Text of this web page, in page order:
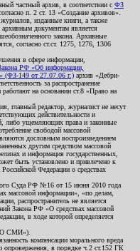
частный архив, в соответствии с ФЗ
согласно п. 2 ст. 13 «Создание архивов».
изданные книги, а также
документам является
закона. Архивные
согласно ст.ст. 1275, 1276, 1306
в сфере информации,
РФ «Об информации,
(ФЗ-149 от 27.07.06 г.) архив «Дебри-
за распространение
на основании ст.8 «Право на
главный редактор, журналист не несут
действительности и
либо ущемляющих права и законные
свободой массовой
дословным воспроизведением
другим средством массовой
и информация государственных,
быть установлено и привлечено к
Российской Федерации о средствах
Суда РФ №16 от 15 июня 2010 года
массовой информации», «по делам,
распространитель не является
Закона РФ «О средствах массовой
в ходе которой определяется
СМИ»).
компенсации морального вреда
опровержения, в порядке ч.2 ст.152 ГК